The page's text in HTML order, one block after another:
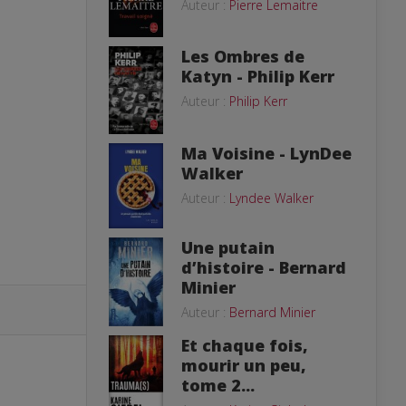
Auteur : Pierre Lemaitre
Les Ombres de
Katyn - Philip Kerr
Auteur : Philip Kerr
Ma Voisine - LynDee
Walker
Auteur : Lyndee Walker
Une putain
d’histoire - Bernard
Minier
Auteur : Bernard Minier
Et chaque fois,
mourir un peu,
tome 2...